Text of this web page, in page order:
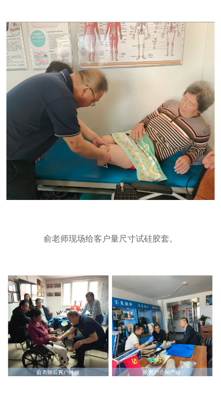
俞老师现场给客户量尺寸试硅胶套。